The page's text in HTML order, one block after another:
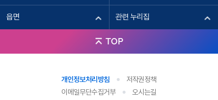
읍면 관련 누리집
TOP
개인정보처리방침
저작권정책
이메일무단수집거부
오시는길